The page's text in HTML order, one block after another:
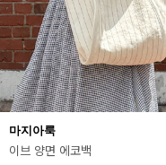
마지아룩
이브 양면 에코백